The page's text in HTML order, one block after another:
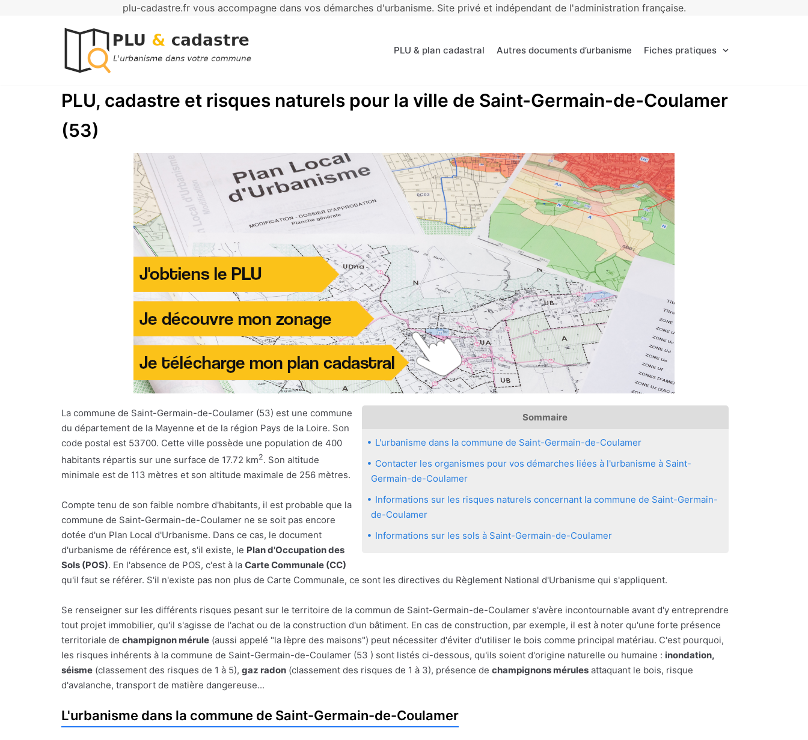
plu-cadastre.fr vous accompagne dans vos démarches d'urbanisme. Site privé et indépendant de l'administration française.
PLU & plan cadastral Autres documents d’urbanisme Fiches pratiques
PLU, cadastre et risques naturels pour la ville de Saint-Germain-de-Coulamer
(53)
Sommaire
L'urbanisme dans la commune de Saint-Germain-de-Coulamer
Contacter les organismes pour vos démarches liées à l'urbanisme à Saint-
Germain-de-Coulamer
Informations sur les risques naturels concernant la commune de Saint-Germain-
de-Coulamer
Informations sur les sols à Saint-Germain-de-Coulamer
La commune de Saint-Germain-de-Coulamer (53) est une commune
du département de la Mayenne et de la région Pays de la Loire. Son
code postal est 53700. Cette ville possède une population de 400
habitants répartis sur une surface de 17.72 km2. Son altitude
minimale est de 113 mètres et son altitude maximale de 256 mètres.
Compte tenu de son faible nombre d'habitants, il est probable que la
commune de Saint-Germain-de-Coulamer ne se soit pas encore
dotée d'un Plan Local d'Urbanisme. Dans ce cas, le document
d'urbanisme de référence est, s'il existe, le Plan d'Occupation des
Sols (POS). En l'absence de POS, c'est à la Carte Communale (CC)
qu'il faut se référer. S'il n'existe pas non plus de Carte Communale, ce sont les directives du Règlement National d'Urbanisme qui s'appliquent.
Se renseigner sur les différents risques pesant sur le territoire de la commun de Saint-Germain-de-Coulamer s'avère incontournable avant d'y entreprendre
tout projet immobilier, qu'il s'agisse de l'achat ou de la construction d'un bâtiment. En cas de construction, par exemple, il est à noter qu'une forte présence
territoriale de champignon mérule (aussi appelé "la lèpre des maisons") peut nécessiter d'éviter d'utiliser le bois comme principal matériau. C'est pourquoi,
les risques inhérents à la commune de Saint-Germain-de-Coulamer (53 ) sont listés ci-dessous, qu'ils soient d'origine naturelle ou humaine : inondation,
séisme (classement des risques de 1 à 5), gaz radon (classement des risques de 1 à 3), présence de champignons mérules attaquant le bois, risque
d'avalanche, transport de matière dangereuse...
L'urbanisme dans la commune de Saint-Germain-de-Coulamer